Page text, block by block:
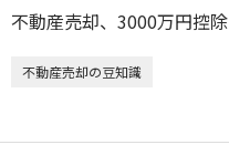
不動産売却、3000万円控除
不動産売却の豆知識